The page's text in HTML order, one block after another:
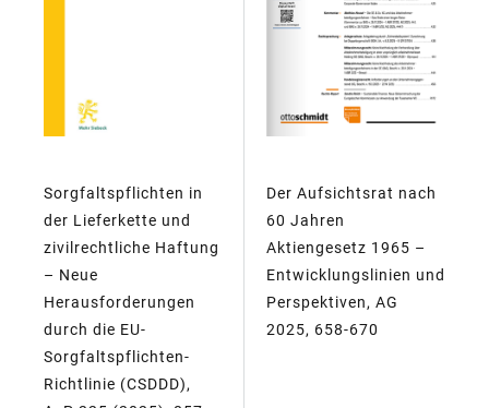
Sorgfaltspflichten in
der Lieferkette und
zivilrechtliche Haftung
– Neue
Herausforderungen
durch die EU-
Sorgfaltspflichten-
Richtlinie (CSDDD),
Der Aufsichtsrat nach
60 Jahren
Aktiengesetz 1965 –
Entwicklungslinien und
Perspektiven, AG
2025, 658-670